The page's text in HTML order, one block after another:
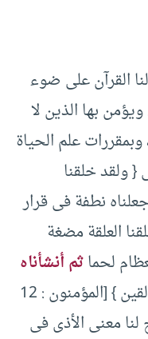
القرآن على ضوء
بها الذين لا
علم الحياة
ولقد خلقنا
نطفة فى قرار
العلقة مضغة
لحماثم أنشأناه
فتبارك الله أحسن الخالقين } ‏[‏المؤمنون :‏ ‏12
لنا معنى الأذى فى